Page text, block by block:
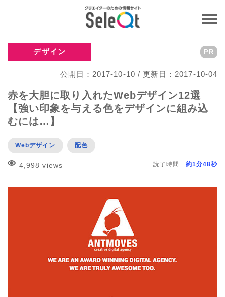
デザイン
公開日：2017-10-10 / 更新日：2017-10-04
PR
赤を大胆に取り入れたWebデザイン12選
【強い印象を与える色をデザインに組み込
むには…】
Webデザイン 配色
4,998 views 読了時間 : 約1分48秒